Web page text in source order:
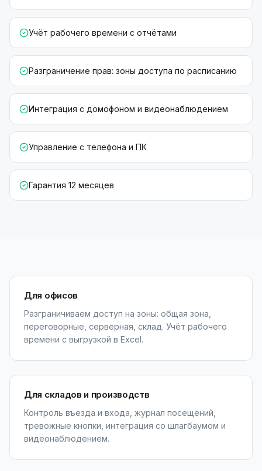
Учёт рабочего времени с отчётами
Разграничение прав: зоны доступа по расписанию
Интеграция с домофоном и видеонаблюдением
Управление с телефона и ПК
Гарантия 12 месяцев
Для офисов
Разграничиваем доступ на зоны: общая зона,
переговорные, серверная, склад. Учёт рабочего
времени с выгрузкой в Excel.
Для складов и производств
Контроль въезда и входа, журнал посещений,
тревожные кнопки, интеграция со шлагбаумом и
видеонаблюдением.